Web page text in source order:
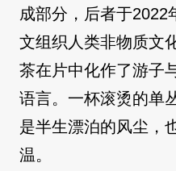
成部分，后者于2022
文组织人类非物质文
茶在片中化作了游子
语言。一杯滚烫的单
是半生漂泊的风尘，
温。